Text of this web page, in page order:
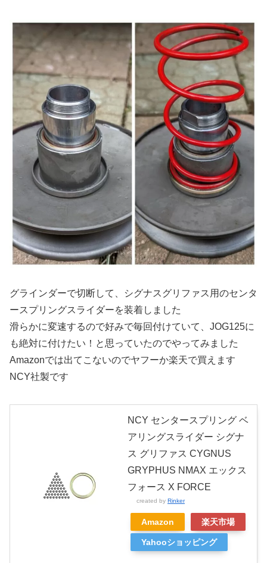
グラインダーで切断して、シグナスグリファス用のセンタ
ースプリングスライダーを装着しました
滑らかに変速するので好みで毎回付けていて、JOG125に
も絶対に付けたい！と思っていたのでやってみました
Amazonでは出てこないのでヤフーか楽天で買えます
NCY社製です
NCY センタースプリング ベ
アリングスライダー シグナ
ス グリファス CYGNUS
GRYPHUS NMAX エックス
フォース X FORCE
created by Rinker
Amazon 楽天市場
Yahooショッピング